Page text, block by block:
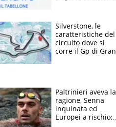
Silverstone, le
caratteristiche del
circuito dove si
corre il Gp di Gran
Paltrinieri aveva la
ragione, Senna
inquinata ed
Europei a rischio: